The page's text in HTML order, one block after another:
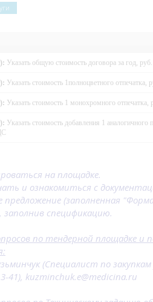
Указать общую стоимость договора за год,
Указать стоимость 1полноцветного отпечатка,
Указать стоимость 1 монохромного
Указать стоимость добавления 1
на площадке.
и ознакомиться с
предложение (заполненная
спецификацию.
по тендерной площадке и
(Специалист по закупкам
41), kuzminchuk.e@medicina.ru